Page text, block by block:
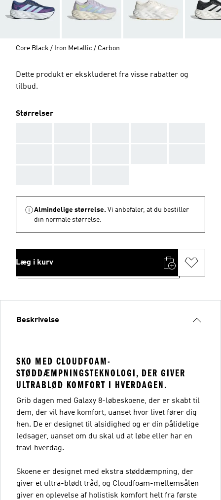
Core Black / Iron Metallic / Carbon
Dette produkt er ekskluderet fra visse rabatter og
tilbud.
Størrelser
Almindelige størrelse. Vi anbefaler, at du bestiller
din normale størrelse.
Læg i kurv
Beskrivelse
SKO MED CLOUDFOAM-
STØDDÆMPNINGSTEKNOLOGI, DER GIVER
ULTRABLØD KOMFORT I HVERDAGEN.
Grib dagen med Galaxy 8-løbeskoene, der er skabt til
dem, der vil have komfort, uanset hvor livet fører dig
hen. De er designet til alsidighed og er din pålidelige
ledsager, uanset om du skal ud at løbe eller har en
travl hverdag.
Skoene er designet med ekstra støddæmpning, der
giver et ultra-blødt tråd, og Cloudfoam-mellemsålen
giver en oplevelse af holistisk komfort helt fra første